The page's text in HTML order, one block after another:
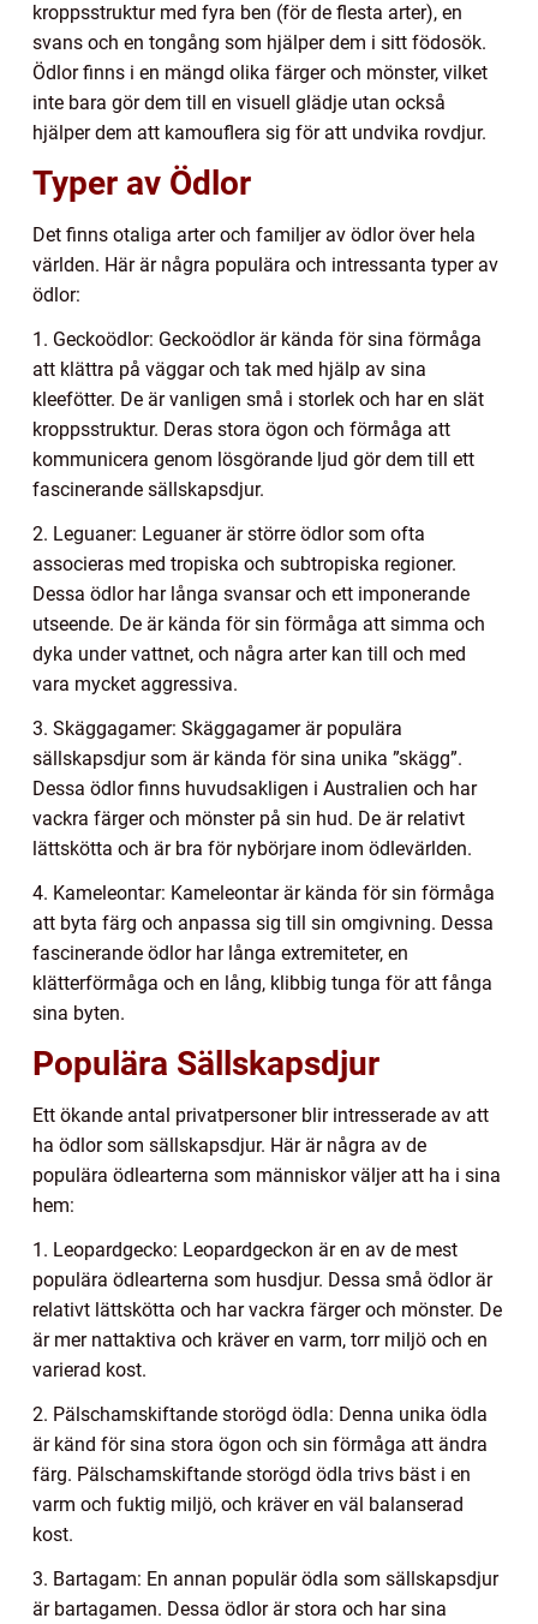
kroppsstruktur med fyra ben (för de flesta arter), en
svans och en tongång som hjälper dem i sitt födosök.
Ödlor finns i en mängd olika färger och mönster, vilket
inte bara gör dem till en visuell glädje utan också
hjälper dem att kamouflera sig för att undvika rovdjur.
Typer av Ödlor
Det finns otaliga arter och familjer av ödlor över hela
världen. Här är några populära och intressanta typer av
ödlor:
1. Geckoödlor: Geckoödlor är kända för sina förmåga
att klättra på väggar och tak med hjälp av sina
kleefötter. De är vanligen små i storlek och har en slät
kroppsstruktur. Deras stora ögon och förmåga att
kommunicera genom lösgörande ljud gör dem till ett
fascinerande sällskapsdjur.
2. Leguaner: Leguaner är större ödlor som ofta
associeras med tropiska och subtropiska regioner.
Dessa ödlor har långa svansar och ett imponerande
utseende. De är kända för sin förmåga att simma och
dyka under vattnet, och några arter kan till och med
vara mycket aggressiva.
3. Skäggagamer: Skäggagamer är populära
sällskapsdjur som är kända för sina unika ”skägg”.
Dessa ödlor finns huvudsakligen i Australien och har
vackra färger och mönster på sin hud. De är relativt
lättskötta och är bra för nybörjare inom ödlevärlden.
4. Kameleontar: Kameleontar är kända för sin förmåga
att byta färg och anpassa sig till sin omgivning. Dessa
fascinerande ödlor har långa extremiteter, en
klätterförmåga och en lång, klibbig tunga för att fånga
sina byten.
Populära Sällskapsdjur
Ett ökande antal privatpersoner blir intresserade av att
ha ödlor som sällskapsdjur. Här är några av de
populära ödlearterna som människor väljer att ha i sina
hem:
1. Leopardgecko: Leopardgeckon är en av de mest
populära ödlearterna som husdjur. Dessa små ödlor är
relativt lättskötta och har vackra färger och mönster. De
är mer nattaktiva och kräver en varm, torr miljö och en
varierad kost.
2. Pälschamskiftande storögd ödla: Denna unika ödla
är känd för sina stora ögon och sin förmåga att ändra
färg. Pälschamskiftande storögd ödla trivs bäst i en
varm och fuktig miljö, och kräver en väl balanserad
kost.
3. Bartagam: En annan populär ödla som sällskapsdjur
är bartagamen. Dessa ödlor är stora och har sina